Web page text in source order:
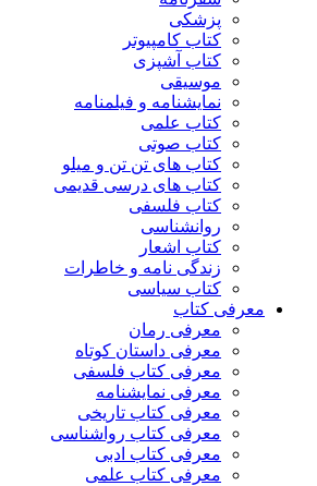
پزشکی
کتاب کامپیوتر
کتاب آشپزی
موسیقی
نمایشنامه و فیلمنامه
کتاب علمی
کتاب صوتی
کتاب های تن تن و میلو
کتاب های درسی قدیمی
کتاب فلسفی
روانشناسی
کتاب اشعار
زندگی نامه و خاطرات
کتاب سیاسی
معرفی کتاب
معرفی رمان
معرفی داستان کوتاه
معرفی کتاب فلسفی
معرفی نمایشنامه
معرفی کتاب تاریخی
معرفی کتاب رواشناسی
معرفی کتاب ادبی
معرفی کتاب علمی